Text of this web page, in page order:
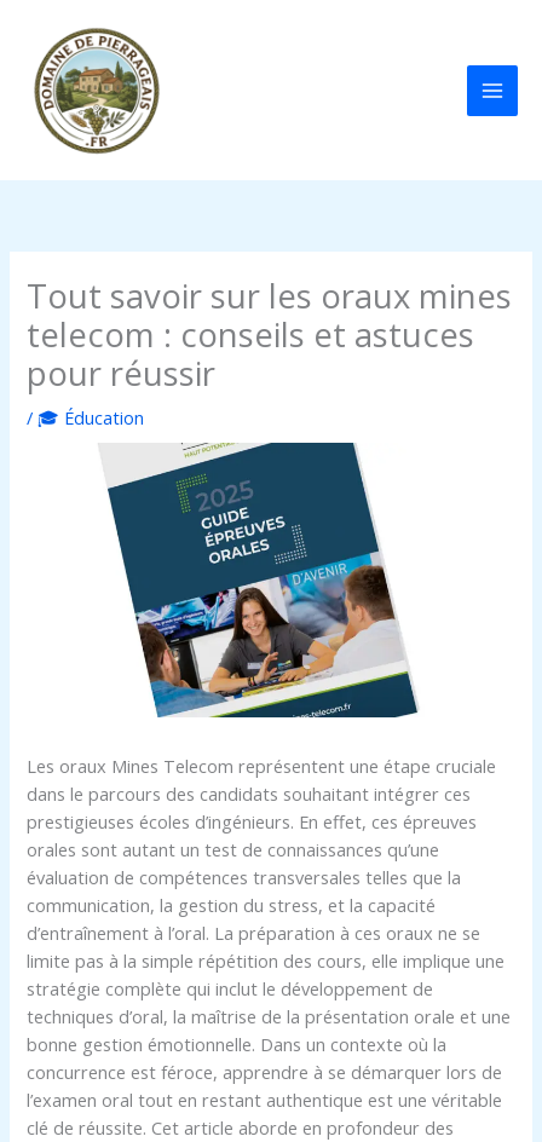
contenu
Tout savoir sur les oraux mines
telecom : conseils et astuces
pour réussir
/ 🎓 Éducation
Les oraux Mines Telecom représentent une étape cruciale
dans le parcours des candidats souhaitant intégrer ces
prestigieuses écoles d’ingénieurs. En effet, ces épreuves
orales sont autant un test de connaissances qu’une
évaluation de compétences transversales telles que la
communication, la gestion du stress, et la capacité
d’entraînement à l’oral. La préparation à ces oraux ne se
limite pas à la simple répétition des cours, elle implique une
stratégie complète qui inclut le développement de
techniques d’oral, la maîtrise de la présentation orale et une
bonne gestion émotionnelle. Dans un contexte où la
concurrence est féroce, apprendre à se démarquer lors de
l’examen oral tout en restant authentique est une véritable
clé de réussite. Cet article aborde en profondeur des